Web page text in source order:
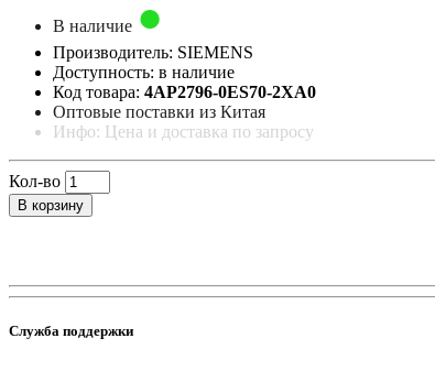
В наличие
Производитель: SIEMENS
Доступность: в наличие
Код товара: 4AP2796-0ES70-2XA0
Оптовые поставки из Китая
Инфо: Цена и доставка по запросу
Кол-во
В корзину
Служба поддержки